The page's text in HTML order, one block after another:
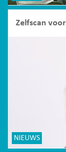
Zelfscan
NIEUWS